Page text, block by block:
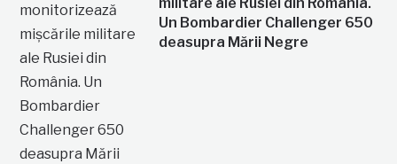
Un Bombardier Challenger 650
deasupra Mării Negre